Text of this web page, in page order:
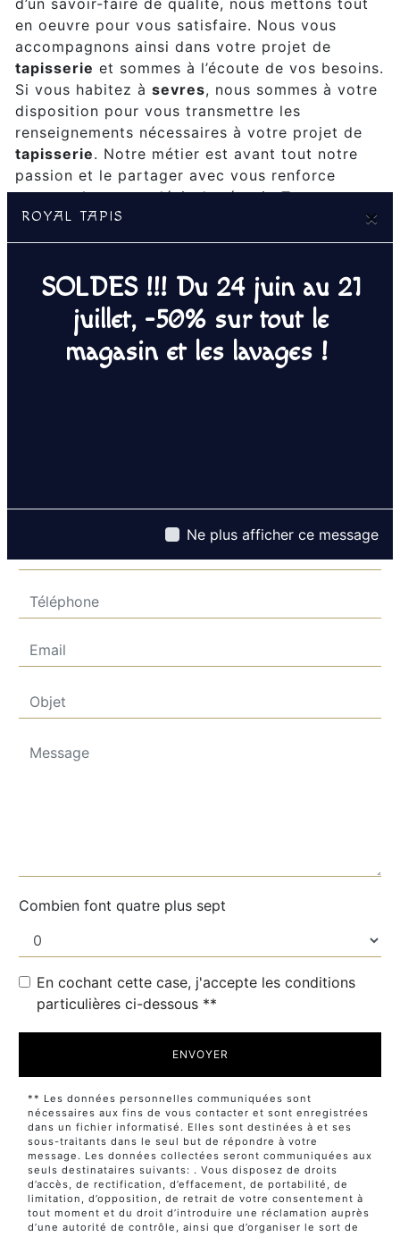
ROYAL TAPIS ×
SOLDES !!! Du 24 juin au 21
juillet, -50% sur tout le
magasin et les lavages !
Ne plus afficher ce message
d’un savoir-faire de qualité, nous mettons tout
en oeuvre pour vous satisfaire. Nous vous
accompagnons ainsi dans votre projet de
tapisserie et sommes à l’écoute de vos besoins.
Si vous habitez à sevres, nous sommes à votre
disposition pour vous transmettre les
renseignements nécessaires à votre projet de
tapisserie. Notre métier est avant tout notre
passion et le partager avec vous renforce
encore plus notre désir de réussir. Toute notre
équipe est qualifiée et travaille avec propreté
et rigueur.
EN SAVOIR PLUS
Combien font quatre plus sept
En cochant cette case, j'accepte les conditions
particulières ci-dessous **
ENVOYER
** Les données personnelles communiquées sont
nécessaires aux fins de vous contacter et sont enregistrées
dans un fichier informatisé. Elles sont destinées à et ses
sous-traitants dans le seul but de répondre à votre
message. Les données collectées seront communiquées aux
seuls destinataires suivants: . Vous disposez de droits
d’accès, de rectification, d’effacement, de portabilité, de
limitation, d’opposition, de retrait de votre consentement à
tout moment et du droit d’introduire une réclamation auprès
d’une autorité de contrôle, ainsi que d’organiser le sort de